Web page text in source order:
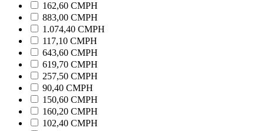
162,60 CMPH
883,00 CMPH
1.074,40 CMPH
117,10 CMPH
643,60 CMPH
619,70 CMPH
257,50 CMPH
90,40 CMPH
150,60 CMPH
160,20 CMPH
102,40 CMPH